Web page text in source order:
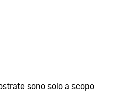
sono solo a scopo